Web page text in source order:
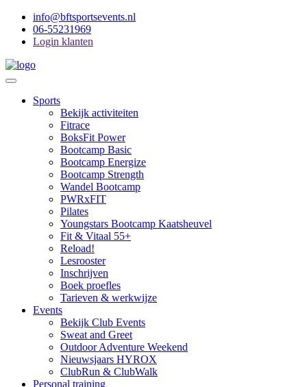
info@bftsportsevents.nl
06-55231969
Login klanten
Toggle
Navigation
Main
Sports
Bekijk activiteiten
Fitrace
BoksFit Power
Bootcamp Basic
Bootcamp Energize
Bootcamp Strength
Wandel Bootcamp
PWRxFIT
Pilates
Youngstars Bootcamp Kaatsheuvel
Fit & Vitaal 55+
Reload!
Lesrooster
Inschrijven
Boek proefles
Tarieven & werkwijze
Events
Bekijk Club Events
Sweat and Greet
Outdoor Adventure Weekend
Nieuwsjaars HYROX
ClubRun & ClubWalk
Personal training